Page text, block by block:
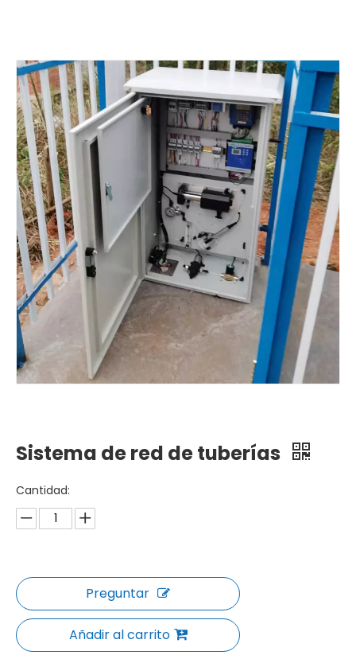
Sistema de red de tuberías
Cantidad:
Preguntar
Añadir al carrito